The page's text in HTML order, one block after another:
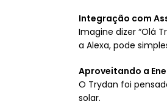
Integração com
Imagine dizer “Olá
a Alexa, pode
Aproveitando a
O Trydan foi
solar.